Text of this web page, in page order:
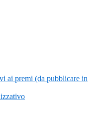
ai premi (da pubblicare in